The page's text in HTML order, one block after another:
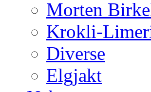
Morten
Krokli-
Diverse
Elgjakt